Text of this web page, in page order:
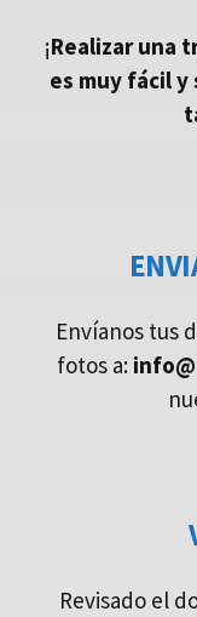
¡Realizar una
es muy fácil
Envíanos tus
fotos a:
Revisado el